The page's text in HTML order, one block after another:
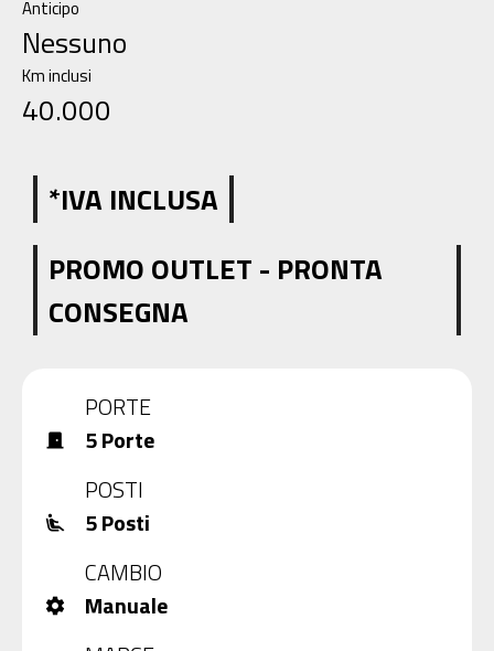
Anticipo
Nessuno
Km inclusi
40.000
*IVA INCLUSA
PROMO OUTLET - PRONTA
CONSEGNA
PORTE
door_front
5 Porte
POSTI
airline_seat_recline_extra
5 Posti
CAMBIO
settings
Manuale